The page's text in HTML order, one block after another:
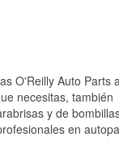
O'Reilly Auto Parts
necesitas, también
y de
en